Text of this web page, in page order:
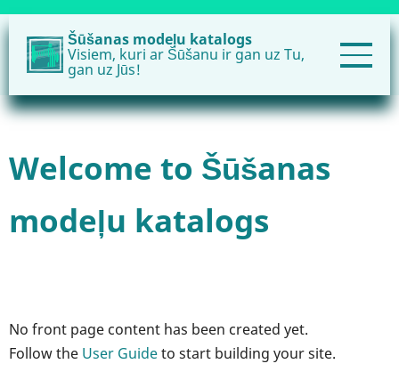
Pārlekt
uz
galveno
Šūšanas modeļu katalogs
Visiem, kuri ar Šūšanu ir gan uz Tu,
gan uz Jūs!
Welcome to Šūšanas
modeļu katalogs
No front page content has been created yet.
Follow the User Guideto start building your site.